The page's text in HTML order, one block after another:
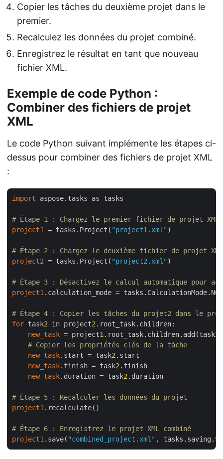
Copier les tâches du deuxième projet dans le
premier.
Recalculez les données du projet combiné.
Enregistrez le résultat en tant que nouveau
fichier XML.
Exemple de code Python :
Combiner des fichiers de projet
XML
Le code Python suivant implémente les étapes ci-
dessus pour combiner des fichiers de projet XML
:
import aspose.tasks as tasks
# Étape 1 : Chargez le premier fichier de projet
project1 = tasks.Project( "project1.xml" )
# Étape 2 : Chargez le deuxième fichier de projet XML
project2 = tasks.Project( "project2.xml" )
# Étape 3 : Désactivez le calcul automatique pour
project1.calculation_mode =
# Étape 4 : Copier les tâches du projet2 dans le
for task2 in project2.root_task.children:
new_task = project1.root_task.children.add(task2
# Copier les propriétés clés de la tâche
new_task.start = task2.start
new_task.finish = task2.finish
new_task.duration = task2.duration
# Étape 5 : Recalculer les données du projet
project1.recalculate()
# Étape 6 : Enregistrez le projet XML combiné
project1.save( "combined_project.xml"